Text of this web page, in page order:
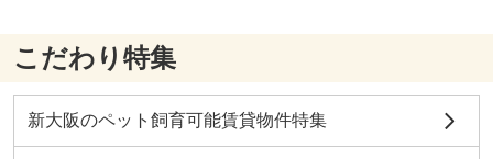
こだわり特集
新大阪のペット飼育可能賃貸物件特集